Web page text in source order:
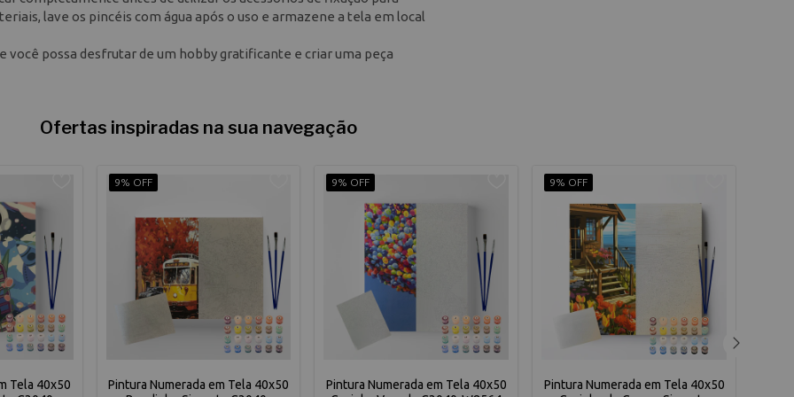
lave os pincéis com água após o uso e armazene a tela em local
possa desfrutar de um hobby gratificante e criar uma peça
Ofertas inspiradas na sua navegação
Tela 40x50
9% OFF
Pintura Numerada em Tela 40x50
9% OFF
Pintura Numerada em Tela 40x50
9% OFF
Pintura Numerada em Tela 40x50